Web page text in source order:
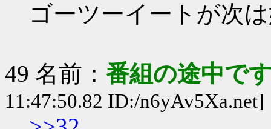
ゴーツーイートが次
49 名前： 番組の途中で
11:47:50.82 ID:/n6yAv5Xa.net]